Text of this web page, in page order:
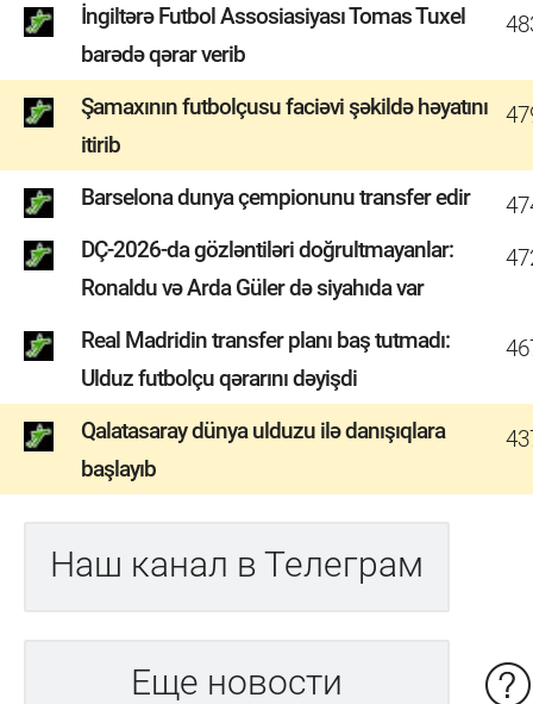
İngiltərə Futbol Assosiasiyası Tomas Tuxel
barədə qərar verib
Şamaxının futbolçusu faciəvi şəkildə həyatını
itirib
Barselona dunya çempionunu transfer edir
DÇ-2026-da gözləntiləri doğrultmayanlar:
Ronaldu və Arda Güler də siyahıda var
Real Madridin transfer planı baş tutmadı:
Ulduz futbolçu qərarını dəyişdi
Qalatasaray dünya ulduzu ilə danışıqlara
başlayıb
Наш канал в Телеграм
Еще новости